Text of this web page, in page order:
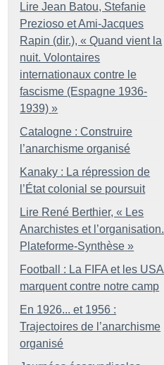
Lire Jean Batou, Stefanie
Prezioso et Ami-Jacques
Rapin (dir.), « Quand vient la
nuit. Volontaires
internationaux contre le
fascisme (Espagne 1936-
1939) »
Catalogne : Construire
l’anarchisme organisé
Kanaky : La répression de
l’État colonial se poursuit
Lire René Berthier, « Les
Anarchistes et l’organisation.
Plateforme-Synthèse »
Football : La FIFA et les USA
marquent contre notre camp
En 1926... et 1956 :
Trajectoires de l’anarchisme
organisé